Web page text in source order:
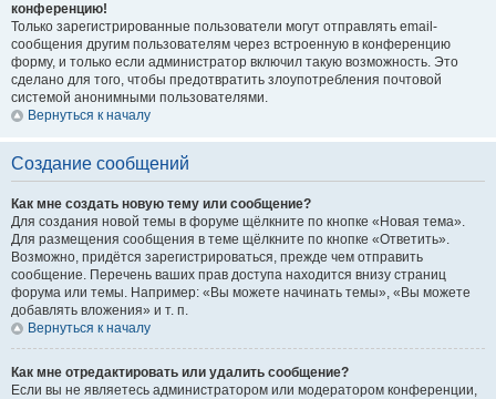
конференцию!
Только зарегистрированные пользователи могут отправлять email-
сообщения другим пользователям через встроенную в конференцию
форму, и только если администратор включил такую возможность. Это
сделано для того, чтобы предотвратить злоупотребления почтовой
системой анонимными пользователями.
Вернуться к началу
Создание сообщений
Как мне создать новую тему или сообщение?
Для создания новой темы в форуме щёлкните по кнопке «Новая тема».
Для размещения сообщения в теме щёлкните по кнопке «Ответить».
Возможно, придётся зарегистрироваться, прежде чем отправить
сообщение. Перечень ваших прав доступа находится внизу страниц
форума или темы. Например: «Вы можете начинать темы», «Вы можете
добавлять вложения» и т. п.
Вернуться к началу
Как мне отредактировать или удалить сообщение?
Если вы не являетесь администратором или модератором конференции,